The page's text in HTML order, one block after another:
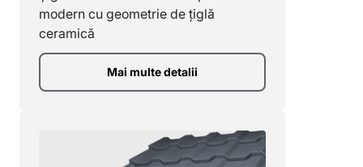
modern cu geometrie de țiglă
ceramică
Mai multe detalii